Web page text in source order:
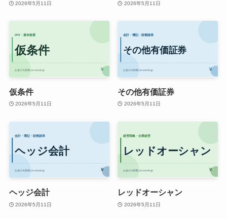
2026年5月11日 2026年5月11日
仮条件
2026年5月11日
その他有価証券
2026年5月11日
ヘッジ会計
2026年5月11日
レッドオーシャン
2026年5月11日